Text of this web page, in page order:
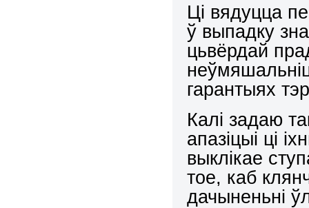
Ці вядуцца
ў выпадку
цьвёрдай
гарантыях
Калі задаю
апазіцыі ці
выклікае
тое, каб
дачыненьні